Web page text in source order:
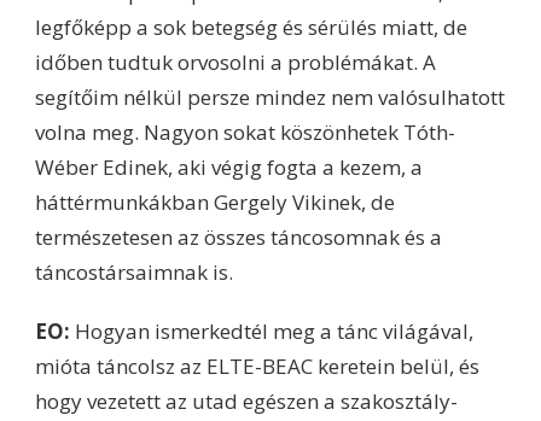
legfőképp a sok betegség és sérülés miatt, de
időben tudtuk orvosolni a problémákat. A
segítőim nélkül persze mindez nem valósulhatott
volna meg. Nagyon sokat köszönhetek Tóth-
Wéber Edinek, aki végig fogta a kezem, a
háttérmunkákban Gergely Vikinek, de
természetesen az összes táncosomnak és a
táncostársaimnak is.
EO: Hogyan ismerkedtél meg a tánc világával,
mióta táncolsz az ELTE-BEAC keretein belül, és
hogy vezetett az utad egészen a szakosztály-